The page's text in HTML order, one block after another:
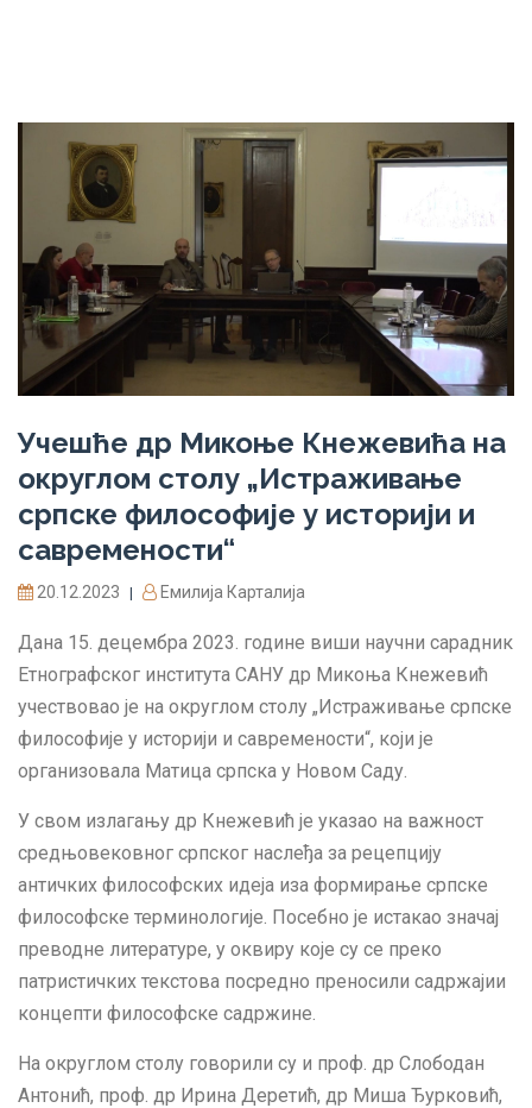
Учешће др Микоње Кнежевића на
округлом столу „Истраживање
српске философије у историји и
савремености“
20.12.2023 | Емилија Карталија
Дана 15. децембра 2023. године виши научни сарадник
Етнографског института САНУ др Микоња Кнежевић
учествовао је на округлом столу „Истраживање српске
философије у историји и савремености“, који је
организовала Матица српска у Новом Саду.
У свом излагању др Кнежевић је указао на важност
средњовековног српског наслеђа за рецепцију
античких философских идеја иза формирање српске
философске терминологије. Посебно је истакао значај
преводне литературе, у оквиру које су се преко
патристичких текстова посредно преносили садржајии
концепти философске садржине.
На округлом столу говорили су и проф. др Слободан
Антонић, проф. др Ирина Деретић, др Миша Ђурковић,